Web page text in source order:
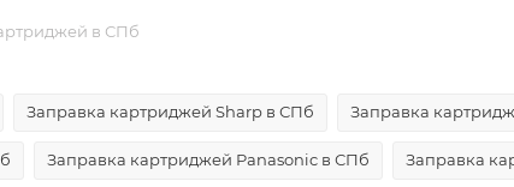
в СПб
Заправка картриджей Sharp в СПб Заправка
Заправка картриджей Panasonic в СПб Заправка